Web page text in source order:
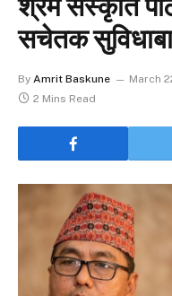
सचेतक
By Amrit Baskune March
2 Mins Read